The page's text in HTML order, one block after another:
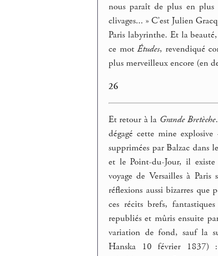
nous paraît de plus en plus
clivages... » C’est Julien
Paris labyrinthe. Et la
ce motÉtudes, revendiqué
plus merveilleux encore (en
26
Et retour à la Grande Bretèche
dégagé cette mine
supprimées par Balzac dans
et le Point-du-Jour, il
voyage de Versailles à Paris
réflexions aussi bizarres
ces récits brefs,
republiés et mûris ensuite
variation de fond, sauf la
Hanska 10 février 1837) :